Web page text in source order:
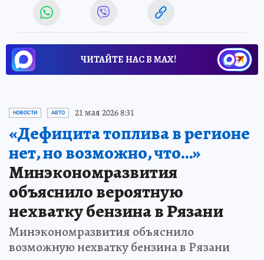
ЧИТАЙТЕ НАС В МАХ!
НОВОСТИ АВТО 21 мая 2026 8:31
«Дефицита топлива в регионе
нет, но возможно, что…»
Минэкономразвития
объяснило вероятную
нехватку бензина в Рязани
Минэкономразвития объяснило
возможную нехватку бензина в Рязани